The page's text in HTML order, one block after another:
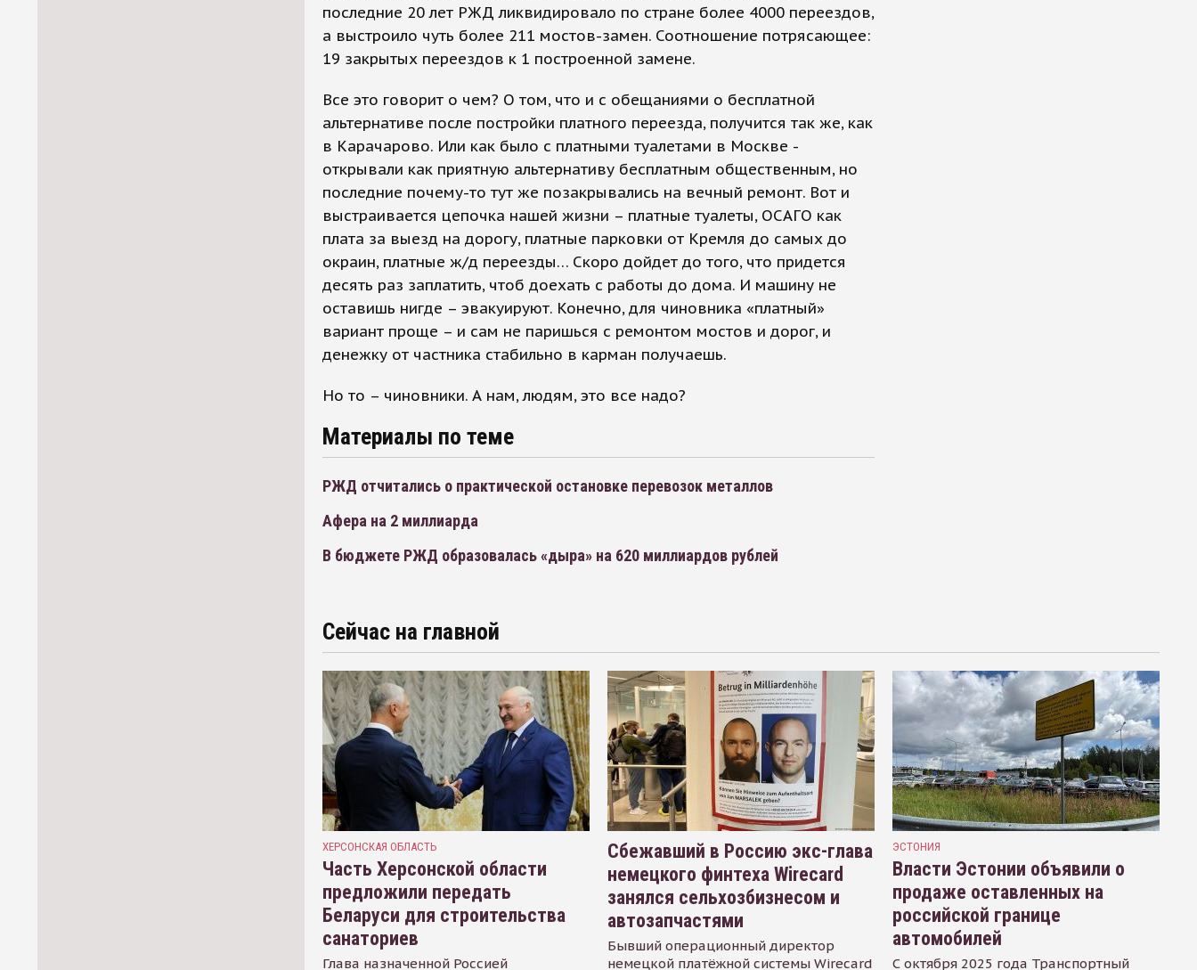
последние 20 лет РЖД ликвидировало по стране более 4000 переездов,
а выстроило чуть более 211 мостов-замен. Соотношение потрясающее:
19 закрытых переездов к 1 построенной замене.
Все это говорит о чем? О том, что и с обещаниями о бесплатной
альтернативе после постройки платного переезда, получится так же, как
в Карачарово. Или как было с платными туалетами в Москве -
открывали как приятную альтернативу бесплатным общественным, но
последние почему-то тут же позакрывались на вечный ремонт. Вот и
выстраивается цепочка нашей жизни – платные туалеты, ОСАГО как
плата за выезд на дорогу, платные парковки от Кремля до самых до
окраин, платные ж/д переезды… Скоро дойдет до того, что придется
десять раз заплатить, чтоб доехать с работы до дома. И машину не
оставишь нигде – эвакуируют. Конечно, для чиновника «платный»
вариант проще – и сам не паришься с ремонтом мостов и дорог, и
денежку от частника стабильно в карман получаешь.
Но то – чиновники. А нам, людям, это все надо?
Материалы по теме
РЖД отчитались о практической остановке перевозок металлов
Афера на 2 миллиарда
В бюджете РЖД образовалась «дыра» на 620 миллиардов рублей
Сейчас на главной
ХЕРСОНСКАЯ ОБЛАСТЬ
Часть Херсонской области
предложили передать
Беларуси для строительства
санаториев
Глава назначенной Россией
Сбежавший в Россию экс-глава
немецкого финтеха Wirecard
занялся сельхозбизнесом и
автозапчастями
Бывший операционный директор
немецкой платёжной системы Wirecard
ЭСТОНИЯ
Власти Эстонии объявили о
продаже оставленных на
российской границе
автомобилей
С октября 2025 года Транспортный